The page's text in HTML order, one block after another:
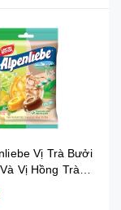
Vị Trà Bưởi
Vị Hồng Trà